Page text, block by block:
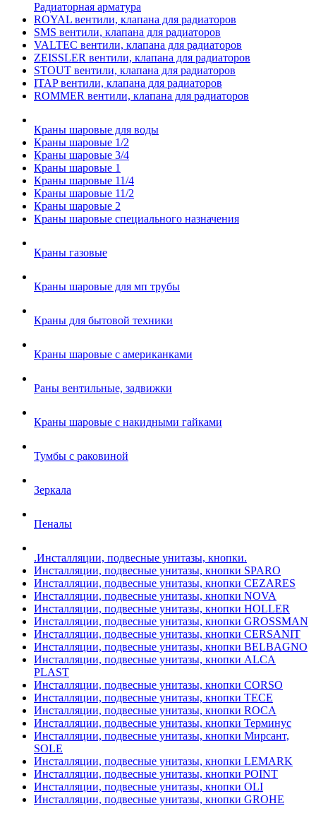
Радиаторная арматура
ROYAL вентили, клапана для радиаторов
SMS вентили, клапана для радиаторов
VALTEC вентили, клапана для радиаторов
ZEISSLER вентили, клапана для радиаторов
STOUT вентили, клапана для радиаторов
ITAP вентили, клапана для радиаторов
ROMMER вентили, клапана для радиаторов
Краны шаровые для воды
Краны шаровые 1/2
Краны шаровые 3/4
Краны шаровые 1
Краны шаровые 11/4
Краны шаровые 11/2
Краны шаровые 2
Краны шаровые специального назначения
Краны газовые
Краны шаровые для мп трубы
Краны для бытовой техники
Краны шаровые с американками
Раны вентильные, задвижки
Краны шаровые с накидными гайками
Тумбы с раковиной
Зеркала
Пеналы
.Инсталляции, подвесные унитазы, кнопки.
Инсталляции, подвесные унитазы, кнопки SPARO
Инсталляции, подвесные унитазы, кнопки CEZARES
Инсталляции, подвесные унитазы, кнопки NOVA
Инсталляции, подвесные унитазы, кнопки HOLLER
Инсталляции, подвесные унитазы, кнопки GROSSMAN
Инсталляции, подвесные унитазы, кнопки CERSANIT
Инсталляции, подвесные унитазы, кнопки BELBAGNO
Инсталляции, подвесные унитазы, кнопки ALCA
PLAST
Инсталляции, подвесные унитазы, кнопки CORSO
Инсталляции, подвесные унитазы, кнопки TECE
Инсталляции, подвесные унитазы, кнопки ROCA
Инсталляции, подвесные унитазы, кнопки Терминус
Инсталляции, подвесные унитазы, кнопки Мирсант,
SOLE
Инсталляции, подвесные унитазы, кнопки LEMARK
Инсталляции, подвесные унитазы, кнопки POINT
Инсталляции, подвесные унитазы, кнопки OLI
Инсталляции, подвесные унитазы, кнопки GROHE